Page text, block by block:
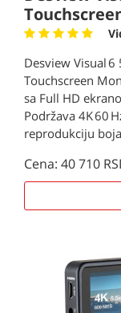
Desview Visual
Touchscreen
sa Full HD
Podržava 4K 60
reprodukciju
Cena: 40 710